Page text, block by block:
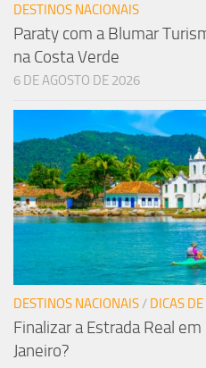
DESTINOS NACIONAIS
Paraty com a Blumar
na Costa Verde
6 DE AGOSTO DE 2026
DESTINOS NACIONAIS/ DICAS
Finalizar a Estrada Real
Janeiro?